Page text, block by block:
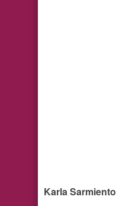
Karla Sarmiento